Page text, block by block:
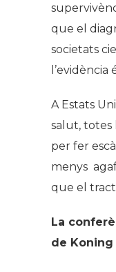
que el
societats
l’evidència
A Estats
salut, totes
per fer
menys
que el
La
de Koning